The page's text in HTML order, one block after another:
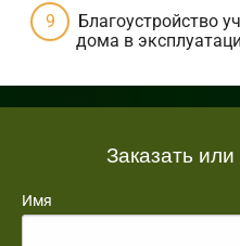
Благоустройство
дома в
Заказать
Имя